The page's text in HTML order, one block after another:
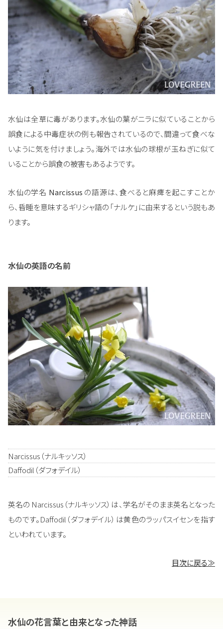
水仙は全草に毒があります。水仙の葉がニラに似ていることから
誤食による中毒症状の例も報告されているので、間違って食べな
いように気を付けましょう。海外では水仙の球根が玉ねぎに似て
いることから誤食の被害もあるようです。
水仙の学名 Narcissus の語源は、食べると麻痺を起こすことか
ら、昏睡を意味するギリシャ語の「ナルケ」に由来するという説もあ
ります。
水仙の英語の名前
Narcissus（ナルキッソス）
Daffodil（ダフォデイル）
英名の Narcissus（ナルキッソス）は、学名がそのまま英名となった
ものです。Daffodil（ダフォデイル）は黄色のラッパスイセンを指す
といわれています。
目次に戻る≫
水仙の花言葉と由来となった神話